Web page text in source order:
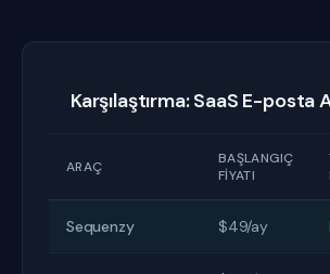
Karşılaştırma: SaaS E-posta
ARAÇ
BAŞLANGIÇ
FIYATI
Sequenzy $49/ay